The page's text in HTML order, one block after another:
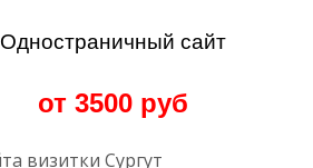
Одностраничный сайт
от 3500 руб